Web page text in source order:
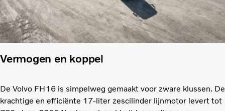
Vermogen en koppel
De Volvo FH16 is simpelweg gemaakt voor zware klussen. De
krachtige en efficiënte 17-liter zescilinder lijnmotor levert tot